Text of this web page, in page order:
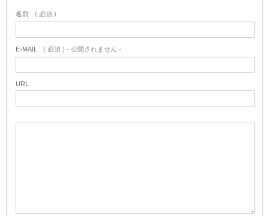
名前 ( 必須 )
E-MAIL ( 必須 ) - 公開されません -
URL